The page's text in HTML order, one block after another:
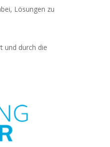
Lösungen zu
und durch die